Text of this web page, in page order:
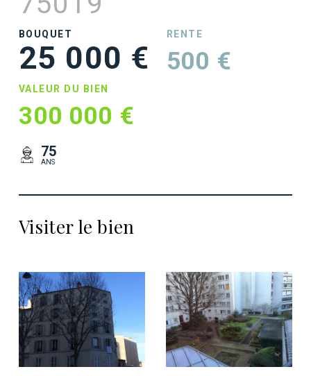
BOUQUET
25 000 €
RENTE
500 €
VALEUR DU BIEN
300 000 €
75
ANS
Visiter le bien